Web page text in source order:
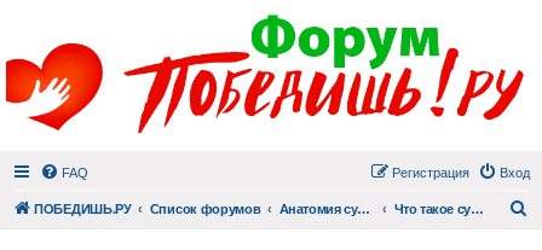
FAQ Вход
Регистрация
ПОБЕДИШЬ.РУ Список форумов Анатомия суицида Что такое суицид